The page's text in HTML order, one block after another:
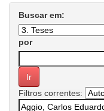
Buscar em:
por
Filtros correntes: